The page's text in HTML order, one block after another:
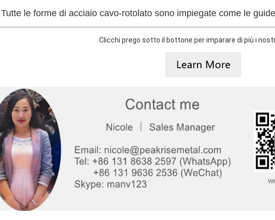
le forme di acciaio cavo-rotolato sono impiegate come le
Clicchi prego sotto il bottone per imparare di più i